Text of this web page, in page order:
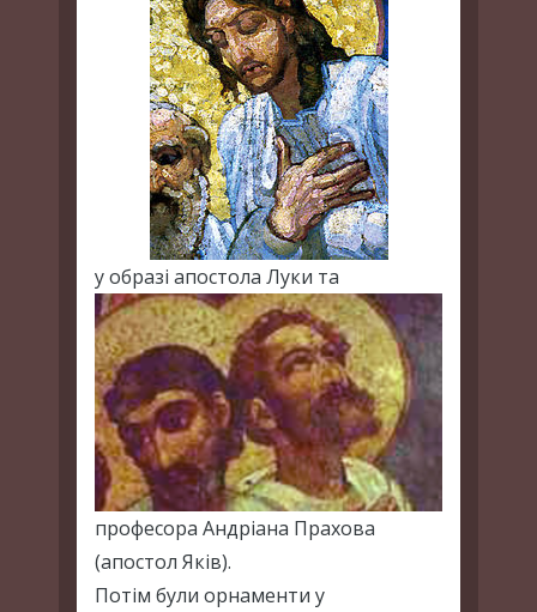
у образі апостола Луки та
професора Андріана Прахова
(апостол Яків).
Потім були орнаменти у